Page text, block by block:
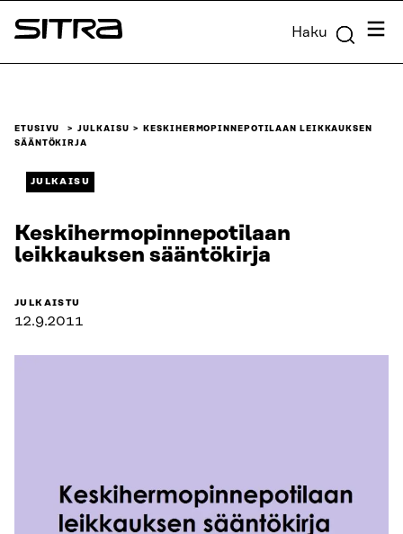
Siirry
suoraan
Sitra Haku
ETUSIVU JULKAISU
KESKIHERMOPINNEPOTILAAN LEIKKAUKSEN
SÄÄNTÖKIRJA
JULKAISU
Keskihermopinnepotilaan
leikkauksen sääntökirja
JULKAISTU
12.9.2011